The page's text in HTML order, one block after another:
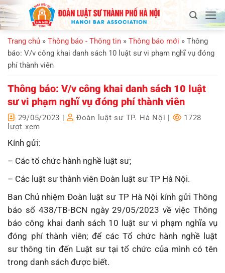
Bỏ
qua
nội
dung
Trang chủ » Thông báo - Thông tin » Thông báo mới » Thông
báo: V/v công khai danh sách 10 luật sư vi phạm nghĩ vụ đóng
phí thành viên
Thông báo: V/v công khai danh sách 10 luật
sư vi phạm nghĩ vụ đóng phí thành viên
29/05/2023 | Đoàn luật sư TP. Hà Nội |
1728
lượt xem
Kính gửi:
– Các tổ chức hành nghề luật sư;
– Các luật sư thành viên Đoàn luật sư TP Hà Nội.
Ban Chủ nhiệm Đoàn luật sư TP Hà Nội kính gửi Thông
báo số 438/TB-BCN ngày 29/05/2023 về việc Thông
báo công khai danh sách 10 luật sư vi phạm nghĩa vụ
đóng phí thành viên; để các Tổ chức hành nghề luật
sư thông tin đến Luật sư tại tổ chức của mình có tên
trong danh sách được biết.